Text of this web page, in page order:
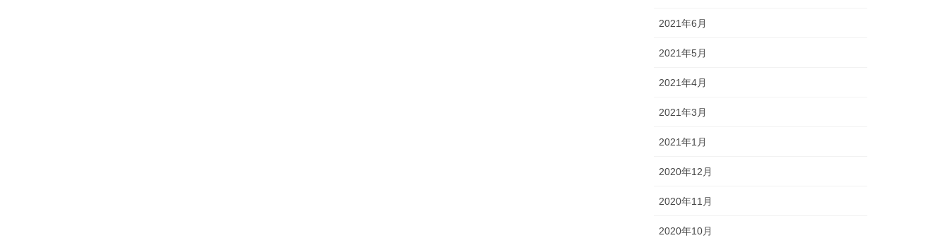
2021年6月
2021年5月
2021年4月
2021年3月
2021年1月
2020年12月
2020年11月
2020年10月